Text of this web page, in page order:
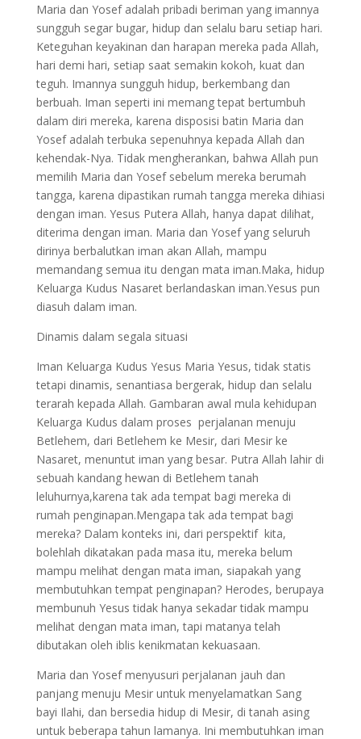
Maria dan Yosef adalah pribadi beriman yang imannya
sungguh segar bugar, hidup dan selalu baru setiap hari.
Keteguhan keyakinan dan harapan mereka pada Allah,
hari demi hari, setiap saat semakin kokoh, kuat dan
teguh. Imannya sungguh hidup, berkembang dan
berbuah. Iman seperti ini memang tepat bertumbuh
dalam diri mereka, karena disposisi batin Maria dan
Yosef adalah terbuka sepenuhnya kepada Allah dan
kehendak-Nya. Tidak mengherankan, bahwa Allah pun
memilih Maria dan Yosef sebelum mereka berumah
tangga, karena dipastikan rumah tangga mereka dihiasi
dengan iman. Yesus Putera Allah, hanya dapat dilihat,
diterima dengan iman. Maria dan Yosef yang seluruh
dirinya berbalutkan iman akan Allah, mampu
memandang semua itu dengan mata iman.Maka, hidup
Keluarga Kudus Nasaret berlandaskan iman.Yesus pun
diasuh dalam iman.
Dinamis dalam segala situasi
Iman Keluarga Kudus Yesus Maria Yesus, tidak statis
tetapi dinamis, senantiasa bergerak, hidup dan selalu
terarah kepada Allah. Gambaran awal mula kehidupan
Keluarga Kudus dalam proses perjalanan menuju
Betlehem, dari Betlehem ke Mesir, dari Mesir ke
Nasaret, menuntut iman yang besar. Putra Allah lahir di
sebuah kandang hewan di Betlehem tanah
leluhurnya,karena tak ada tempat bagi mereka di
rumah penginapan.Mengapa tak ada tempat bagi
mereka? Dalam konteks ini, dari perspektif kita,
bolehlah dikatakan pada masa itu, mereka belum
mampu melihat dengan mata iman, siapakah yang
membutuhkan tempat penginapan? Herodes, berupaya
membunuh Yesus tidak hanya sekadar tidak mampu
melihat dengan mata iman, tapi matanya telah
dibutakan oleh iblis kenikmatan kekuasaan.
Maria dan Yosef menyusuri perjalanan jauh dan
panjang menuju Mesir untuk menyelamatkan Sang
bayi Ilahi, dan bersedia hidup di Mesir, di tanah asing
untuk beberapa tahun lamanya. Ini membutuhkan iman